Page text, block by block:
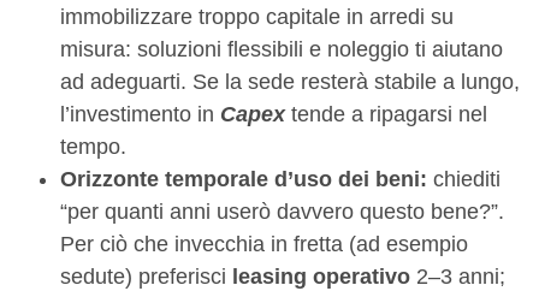
immobilizzare troppo capitale in arredi su
misura: soluzioni flessibili e noleggio ti aiutano
ad adeguarti. Se la sede resterà stabile a lungo,
l’investimento in Capex tende a ripagarsi nel
tempo.
Orizzonte temporale d’uso dei beni: chiediti
“per quanti anni userò davvero questo bene?”.
Per ciò che invecchia in fretta (ad esempio
sedute) preferisci leasing operativo 2–3 anni;